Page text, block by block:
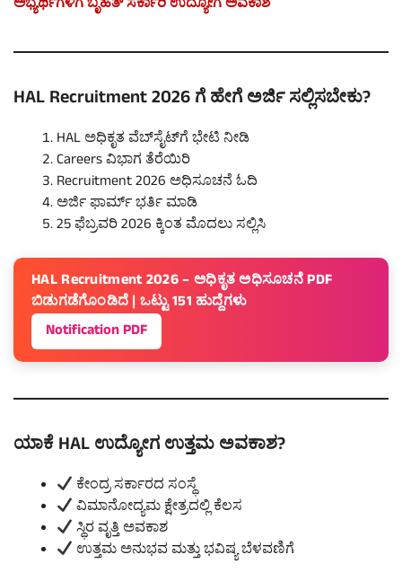
ಅಭ್ಯರ್ಥಿಗಳಿಗೆ ಬೃಹತ್ ಸರ್ಕಾರಿ ಉದ್ಯೋಗ ಅವಕಾಶ
HAL Recruitment 2026 ಗೆ ಹೇಗೆ ಅರ್ಜಿ ಸಲ್ಲಿಸಬೇಕು?
HAL ಅಧಿಕೃತ ವೆಬ್‌ಸೈಟ್‌ಗೆ ಭೇಟಿ ನೀಡಿ
Careers ವಿಭಾಗ ತೆರೆಯಿರಿ
Recruitment 2026 ಅಧಿಸೂಚನೆ ಓದಿ
ಅರ್ಜಿ ಫಾರ್ಮ್ ಭರ್ತಿ ಮಾಡಿ
25 ಫೆಬ್ರವರಿ 2026 ಕ್ಕಿಂತ ಮೊದಲು ಸಲ್ಲಿಸಿ
HAL Recruitment 2026 – ಅಧಿಕೃತ ಅಧಿಸೂಚನೆ PDF
ಬಿಡುಗಡೆಗೊಂಡಿದೆ | ಒಟ್ಟು 151 ಹುದ್ದೆಗಳು
Notification PDF
ಯಾಕೆ HAL ಉದ್ಯೋಗ ಉತ್ತಮ ಅವಕಾಶ?
ಕೇಂದ್ರ ಸರ್ಕಾರದ ಸಂಸ್ಥೆ
ವಿಮಾನೋದ್ಯಮ ಕ್ಷೇತ್ರದಲ್ಲಿ ಕೆಲಸ
ಸ್ಥಿರ ವೃತ್ತಿ ಅವಕಾಶ
ಉತ್ತಮ ಅನುಭವ ಮತ್ತು ಭವಿಷ್ಯ ಬೆಳವಣಿಗೆ